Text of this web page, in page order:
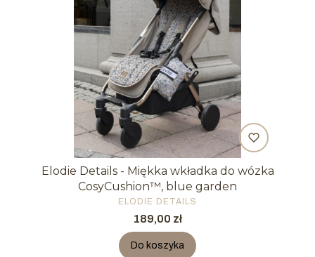
Elodie Details - Miękka wkładka do wózka
CosyCushion™, blue garden
PRODUCENT
ELODIE DETAILS
Cena
189,00 zł
Do koszyka